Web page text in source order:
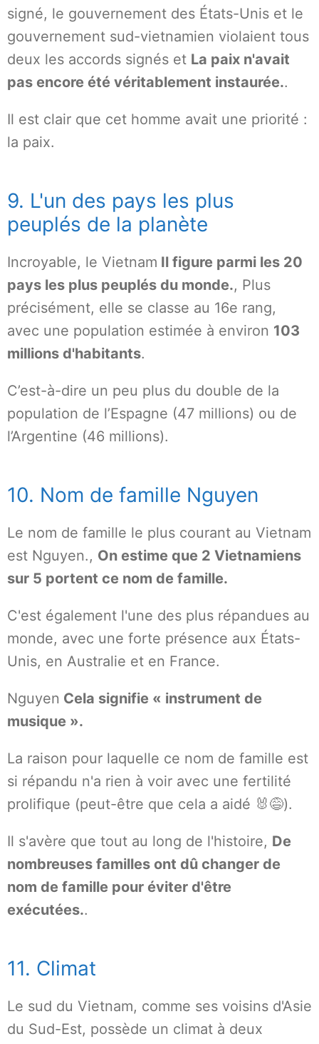
signé, le gouvernement des États-Unis et le
gouvernement sud-vietnamien violaient tous
deux les accords signés et La paix n'avait
pas encore été véritablement instaurée..
Il est clair que cet homme avait une priorité :
la paix.
9. L'un des pays les plus
peuplés de la planète
Incroyable, le Vietnam Il figure parmi les 20
pays les plus peuplés du monde., Plus
précisément, elle se classe au 16e rang,
avec une population estimée à environ 103
millions d'habitants.
C’est-à-dire un peu plus du double de la
population de l’Espagne (47 millions) ou de
l’Argentine (46 millions).
10. Nom de famille Nguyen
Le nom de famille le plus courant au Vietnam
est Nguyen., On estime que 2 Vietnamiens
sur 5 portent ce nom de famille.
C'est également l'une des plus répandues au
monde, avec une forte présence aux États-
Unis, en Australie et en France.
Nguyen Cela signifie « instrument de
musique ».
La raison pour laquelle ce nom de famille est
si répandu n'a rien à voir avec une fertilité
prolifique (peut-être que cela a aidé 🐰😅).
Il s'avère que tout au long de l'histoire, De
nombreuses familles ont dû changer de
nom de famille pour éviter d'être
exécutées..
11. Climat
Le sud du Vietnam, comme ses voisins d'Asie
du Sud-Est, possède un climat à deux